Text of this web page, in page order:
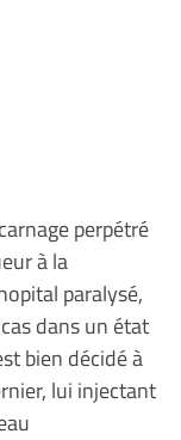
perpétré
à la
paralysé,
dans un état
bien décidé à
lui injectant